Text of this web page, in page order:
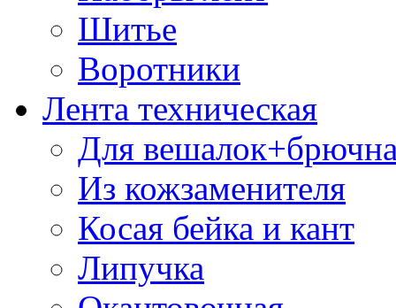
Шитье
Воротники
Лента техническая
Для
Из кожзаменителя
Косая бейка и кант
Липучка